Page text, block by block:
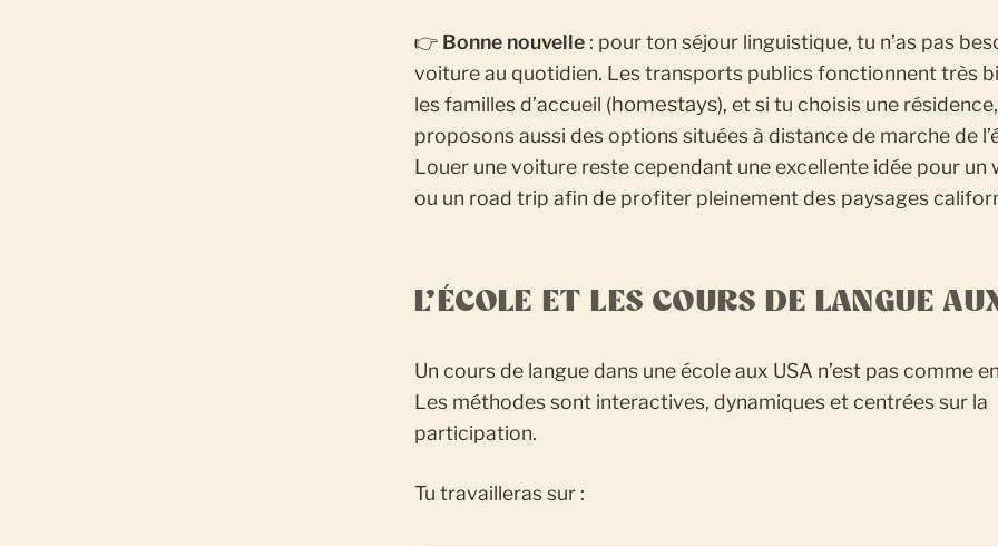
👉 Bonne nouvelle : pour ton séjour linguistique, tu n’as pas
voiture au quotidien. Les transports publics fonctionnent très
les familles d’accueil (homestays), et si tu choisis une
proposons aussi des options situées à distance de marche de
Louer une voiture reste cependant une excellente idée pour un
ou un road trip afin de profiter pleinement des paysages
L’ÉCOLE ET LES COURS DE LANGUE
Un cours de langue dans une école aux USA n’est pas comme
Les méthodes sont interactives, dynamiques et centrées sur la
participation.
Tu travailleras sur :